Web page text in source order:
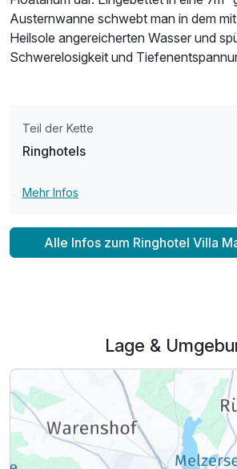
Ausstattung
Austernwanne schwebt man in dem
Heilsole angereicherten Wasser und
Schwerelosigkeit und
Teil der Kette
Ringhotels
Mehr Infos
Alle Infos zum Ringhotel Villa
Lage &